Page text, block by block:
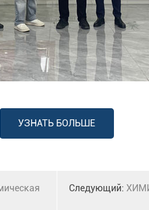
УЗНАТЬ БОЛЬШЕ
Следующий: